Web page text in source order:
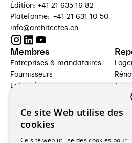
Édition: +41 21 635 16 82
Plateforme: +41 21 631 10 50
info@architectes.ch
Membres
Entreprises & mandataires
Fournisseurs
Entreprises
Architectes paysagistes
Architectes d'intérieur
Ce site Web utilise des
cookies
Ce site web utilise des cookies pour